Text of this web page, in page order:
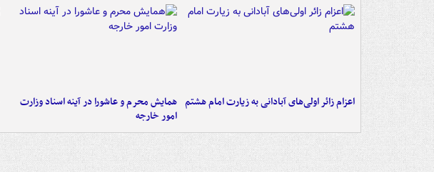
اعزام زائر اولی‌های آبادانی به زیارت امام هشتم همایش محرم و عاشورا در آینه اسناد وزارت
امور خارجه